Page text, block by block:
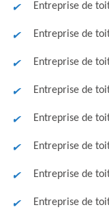
Entreprise de
Entreprise de
Entreprise de
Entreprise de
Entreprise de
Entreprise de
Entreprise de
Entreprise de